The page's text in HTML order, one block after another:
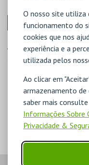
O nosso site utiliza
funcionamento do
cookies que nos
experiência e a
utilizada pelos
Ao clicar em
armazenamento de
saber mais
Informações Sobre
Privacidade &
COMPRAR
ANO EDIÇÃO/
2009
IDIOMA
Português
EDITOR
Fundação Maria do